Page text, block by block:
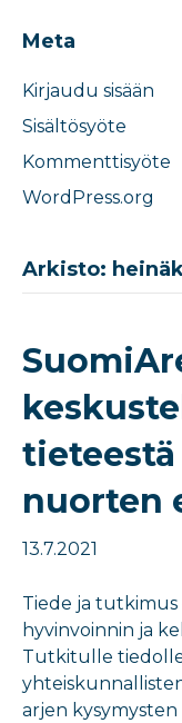
Meta
Kirjaudu sisään
Sisältösyöte
Kommenttisyöte
WordPress.org
Arkisto:
tieteestä
nuorten
13.7.2021
Tiede ja
hyvinvoinnin ja
Tutkitulle
arjen kysymysten